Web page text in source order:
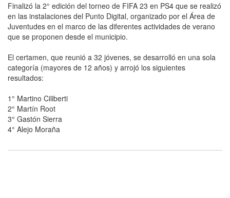
Finalizó la 2° edición del torneo de FIFA 23 en PS4 que se realizó
en las instalaciones del Punto Digital, organizado por el Área de
Juventudes en el marco de las diferentes actividades de verano
que se proponen desde el municipio.
El certamen, que reunió a 32 jóvenes, se desarrolló en una sola
categoría (mayores de 12 años) y arrojó los siguientes
resultados:
1° Martino Ciliberti
2° Martín Root
3° Gastón Sierra
4° Alejo Moraña